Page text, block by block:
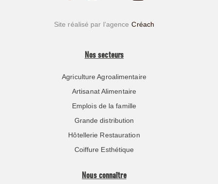
Site réalisé par l’agence Créach
Nos secteurs
Agriculture Agroalimentaire
Artisanat Alimentaire
Emplois de la famille
Grande distribution
Hôtellerie Restauration
Coiffure Esthétique
Nous connaître